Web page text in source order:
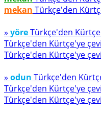
mekan Türkçe'den
» yöreTürkçe'den
Türkçe'den Kürtçe'ye
Türkçe'den Kürtçe'ye
» odun Türkçe'den
Türkçe'den Kürtçe'ye
Türkçe'den Kürtçe'ye